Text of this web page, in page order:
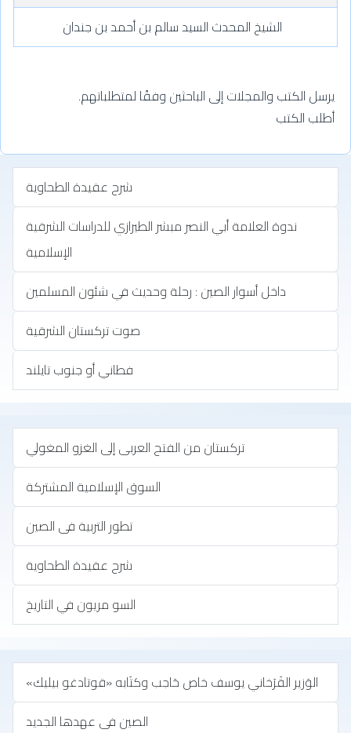
الشيخ المحدث السيد سالم بن أحمد بن جندان
يرسل الكتب والمجلات إلى الباحثين وفقًا لمتطلباتهم.
أطلب الكتب
شرح عقيدة الطحاوية
ندوة العلامة أبي النصر مبشر الطيرازي للدراسات الشرقية
الإسلامية
داخل أسوار الصين : رحلة وحديث في شئون المسلمين
صوت تركستان الشرقية
فطاني أو جنوب تايلند
تركستان من الفتح العربى إلى الغزو المغولي
السوق الإسلامية المشتركة
تطور التربية فى الصين
شرح عقيدة الطحاوية
السو مريون في التاريخ
الوَزير القَرَخاني يوسف خاص حَاجب وكتَابه «قوتادغو بيليك»
الصين فى عهدها الجديد